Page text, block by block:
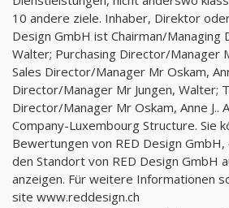
10 andere ziele. Inhaber, Direktor
Design GmbH ist Chairman/Managing
Walter; Purchasing Director/Manager
Sales Director/Manager Mr Oskam,
Director/Manager Mr Jungen, Walter;
Director/Manager Mr Oskam, Anne J..
Company-Luxembourg Structure. Sie
Bewertungen von RED Design
den Standort von RED Design GmbH
anzeigen. Für weitere Informationen
site www.reddesign.ch